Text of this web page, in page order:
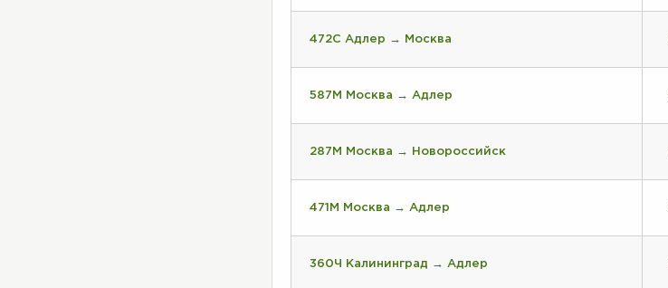
472С Адлер → Москва
587М Москва → Адлер
287М Москва → Новороссийск
471М Москва → Адлер
360Ч Калининград → Адлер